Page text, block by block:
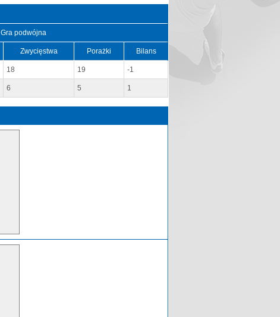
Gra podwójna
Zwycięstwa Porażki Bilans
18 19 -1
6 5 1